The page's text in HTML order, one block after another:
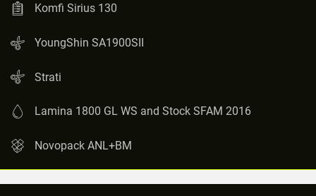
Komfi Sirius 130
YoungShin SA1900SII
Strati
Lamina 1800 GL WS and Stock SFAM 2016
Novopack ANL+BM